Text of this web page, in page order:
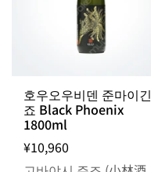
호우오우비덴 준마이긴
죠 Black Phoenix
1800ml
¥10,960